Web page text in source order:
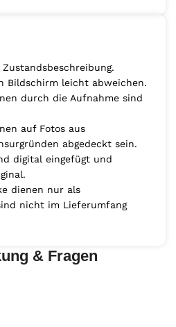
Bildschirm leicht abweichen.
durch die Aufnahme sind
auf Fotos aus
abgedeckt sein.
digital eingefügt und
dienen nur als
nicht im Lieferumfang
& Fragen